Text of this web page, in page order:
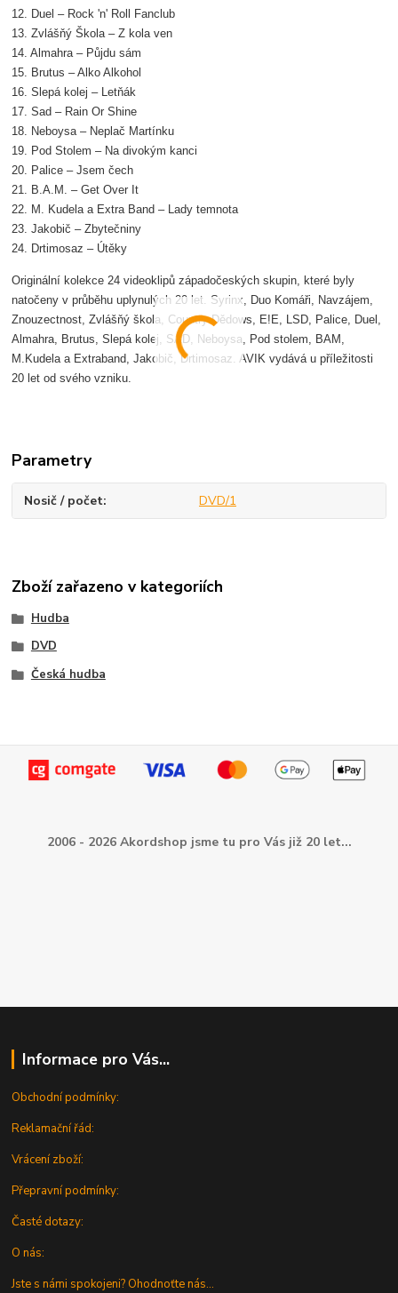
12. Duel – Rock 'n' Roll Fanclub
13. Zvlášňý Škola – Z kola ven
14. Almahra – Půjdu sám
15. Brutus – Alko Alkohol
16. Slepá kolej – Letňák
17. Sad – Rain Or Shine
18. Neboysa – Neplač Martínku
19. Pod Stolem – Na divokým kanci
20. Palice – Jsem čech
21. B.A.M. – Get Over It
22. M. Kudela a Extra Band – Lady temnota
23. Jakobič – Zbytečniny
24. Drtimosaz – Útěky
Originální kolekce 24 videoklipů západočeských skupin, které byly
natočeny v průběhu uplynulých 20 let. Syrinx, Duo Komáři, Navzájem,
Znouzectnost, Zvlášňý škola, Country Dědows, E!E, LSD, Palice, Duel,
Almahra, Brutus, Slepá kolej, SAD, Neboysa, Pod stolem, BAM,
M.Kudela a Extraband, Jakobič, Drtimosaz. AVIK vydává u příležitosti
20 let od svého vzniku.
Parametry
Nosič / počet DVD/1
Zboží zařazeno v kategoriích
Hudba
DVD
Česká hudba
2006 - 2026 Akordshop jsme tu pro Vás již 20 let...
Informace pro Vás...
Obchodní podmínky:
Reklamační řád:
Vrácení zboží:
Přepravní podmínky:
Časté dotazy:
O nás:
Jste s námi spokojeni? Ohodnoťte nás...